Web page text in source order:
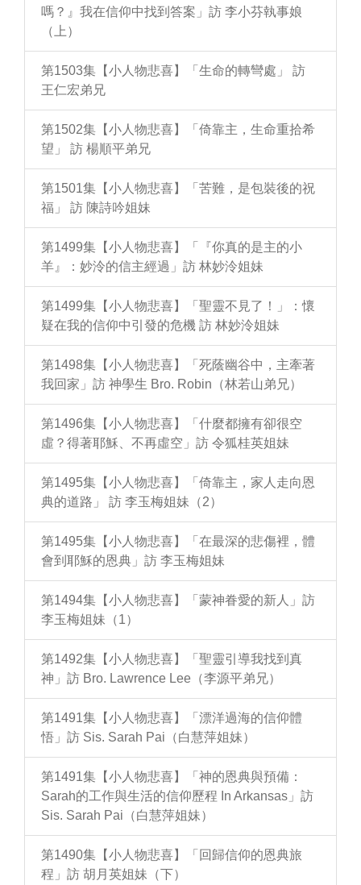
嗎？』我在信仰中找到答案」訪 李小芬執事娘
（上）
第1503集【小人物悲喜】「生命的轉彎處」 訪
王仁宏弟兄
第1502集【小人物悲喜】「倚靠主，生命重拾希
望」 訪 楊順平弟兄
第1501集【小人物悲喜】「苦難，是包裝後的祝
福」 訪 陳詩吟姐妹
第1499集【小人物悲喜】「『你真的是主的小
羊』：妙泠的信主經過」訪 林妙泠姐妹
第1499集【小人物悲喜】「聖靈不見了！」：懷
疑在我的信仰中引發的危機 訪 林妙泠姐妹
第1498集【小人物悲喜】「死蔭幽谷中，主牽著
我回家」訪 神學生 Bro. Robin（林若山弟兄）
第1496集【小人物悲喜】「什麼都擁有卻很空
虛？得著耶穌、不再虛空」訪 令狐桂英姐妹
第1495集【小人物悲喜】「倚靠主，家人走向恩
典的道路」 訪 李玉梅姐妹（2）
第1495集【小人物悲喜】「在最深的悲傷裡，體
會到耶穌的恩典」訪 李玉梅姐妹
第1494集【小人物悲喜】「蒙神眷愛的新人」訪
李玉梅姐妹（1）
第1492集【小人物悲喜】「聖靈引導我找到真
神」訪 Bro. Lawrence Lee（李源平弟兄）
第1491集【小人物悲喜】「漂洋過海的信仰體
悟」訪 Sis. Sarah Pai（白慧萍姐妹）
第1491集【小人物悲喜】「神的恩典與預備：
Sarah的工作與生活的信仰歷程 In Arkansas」訪
Sis. Sarah Pai（白慧萍姐妹）
第1490集【小人物悲喜】「回歸信仰的恩典旅
程」訪 胡月英姐妹（下）